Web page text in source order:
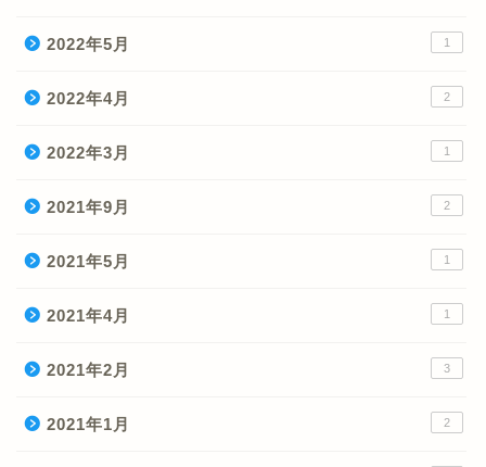
2022年5月 1
2022年4月 2
2022年3月 1
2021年9月 2
2021年5月 1
2021年4月 1
2021年2月 3
2021年1月 2